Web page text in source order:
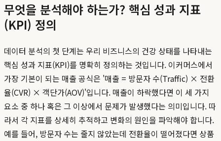
무엇을 분석해야 하는가? 핵심 성과 지표
(KPI) 정의
데이터 분석의 첫 단계는 우리 비즈니스의 건강 상태를 나타내는
핵심 성과 지표(KPI)를 명확히 정의하는 것입니다. 이커머스에서
가장 기본이 되는 매출 공식은 '매출 = 방문자 수(Traffic) × 전환
율(CVR) × 객단가(AOV)'입니다. 매출이 하락했다면 이 세 가지
요소 중 하나 혹은 그 이상에서 문제가 발생했다는 의미입니다. 따
라서 각 지표를 상세히 추적하고 변화의 원인을 파악해야 합니다.
예를 들어, 방문자 수는 줄지 않았는데 전환율이 떨어졌다면 상품